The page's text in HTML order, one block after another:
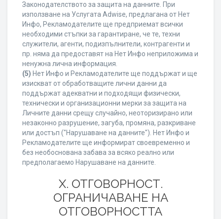
Законодателството за защита на данните. При
използване на Услугата Adwise, предлагана от Нет
Инфо, Рекламодателите ще предприемат всички
необходими стъпки за гарантиране, че те, техни
служители, агенти, подизпълнители, контрагенти и
пр. няма да предоставят на Нет Инфо неприложима и
ненужна лична информация.
(5) Нет Инфо и Рекламодателите ще поддържат и ще
изискват от обработващите лични данни да
поддържат адекватни и подходящи физически,
технически и организационни мерки за защита на
Личните данни срещу случайно, неоторизирано или
незаконно разрушение, загуба, промяна, разкриване
или достъп ("Нарушаване на данните"). Нет Инфо и
Рекламодателите ще информират своевременно и
без необоснована забава за всяко реално или
предполагаемо Нарушаване на данните.
X. ОТГОВОРНОСТ.
ОГРАНИЧАВАНЕ НА
ОТГОВОРНОСТТА